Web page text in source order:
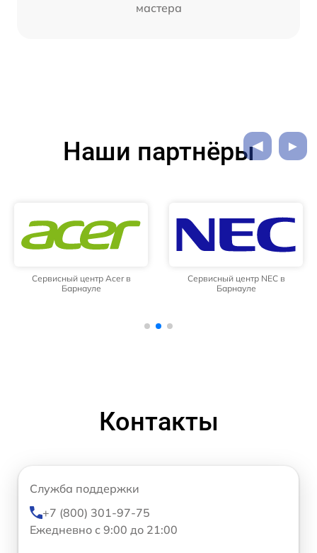
мастера
Наши партнёры
Сервисный центр Acer в
Барнауле
Сервисный центр NEC в
Барнауле
Контакты
Служба поддержки
+7 (800) 301-97-75
Ежедневно с 9:00 до 21:00